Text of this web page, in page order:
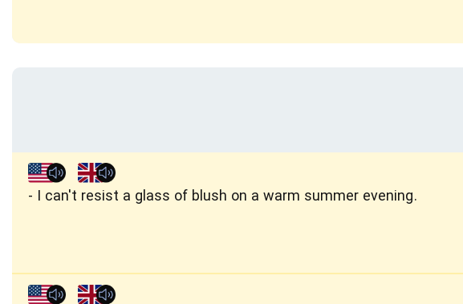
I can't resist a glass of blush on a warm summer evening.